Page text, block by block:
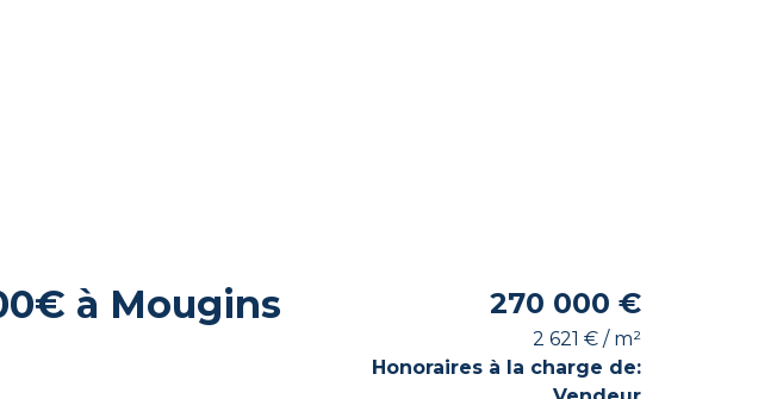
à Mougins
270 000 €
2 621 € / m²
Honoraires à la charge de: